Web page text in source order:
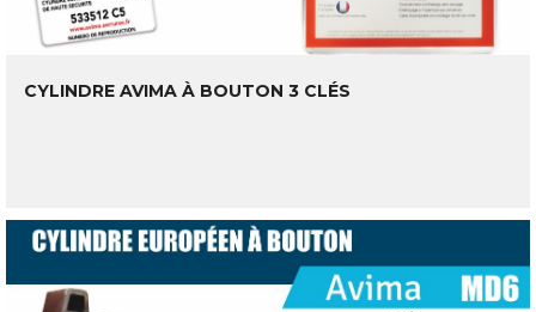
CYLINDRE AVIMA À BOUTON 3 CLÉS